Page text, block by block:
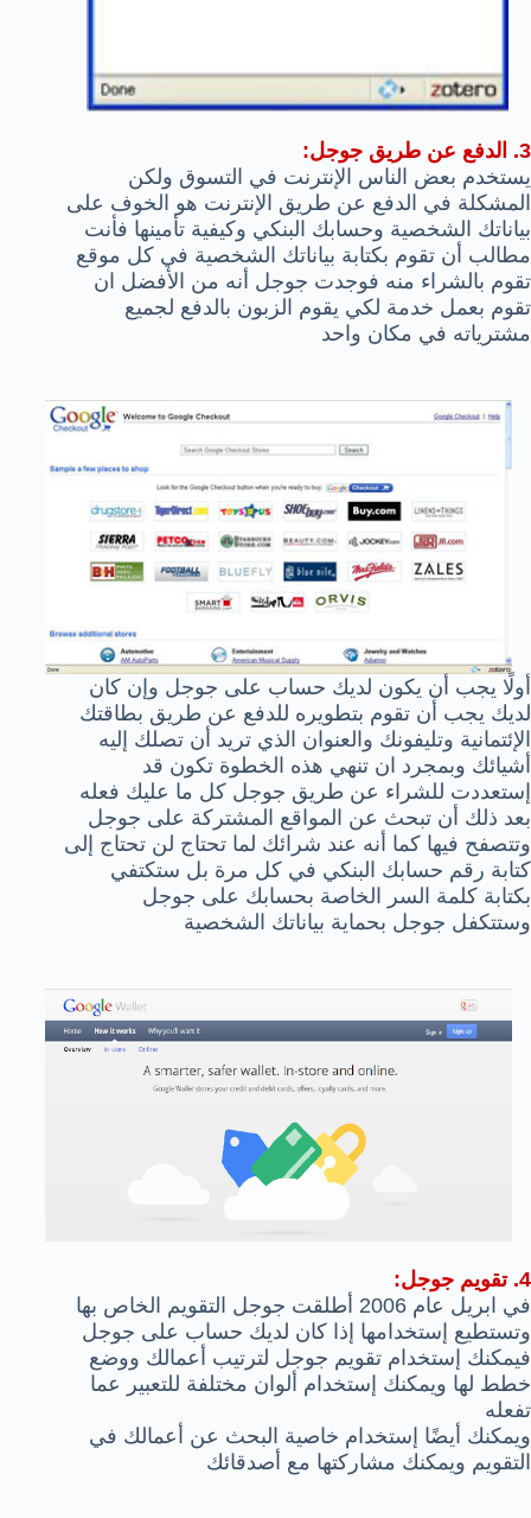
3. الدفع عن طريق جوجل:
يستخدم بعض الناس الإنترنت في التسوق ولكن
المشكلة في الدفع عن طريق الإنترنت هو الخوف على
بياناتك الشخصية وحسابك البنكي وكيفية تأمينها فأنت
مطالب أن تقوم بكتابة بياناتك الشخصية في كل موقع
تقوم بالشراء منه فوجدت جوجل أنه من الأفضل ان
تقوم بعمل خدمة لكي يقوم الزبون بالدفع لجميع
مشترياته في مكان واحد
أولًا يجب أن يكون لديك حساب على جوجل وإن كان
لديك يجب أن تقوم بتطويره للدفع عن طريق بطاقتك
الإئتمانية وتليفونك والعنوان الذي تريد أن تصلك إليه
أشيائك وبمجرد ان تنهي هذه الخطوة تكون قد
إستعددت للشراء عن طريق جوجل كل ما عليك فعله
بعد ذلك أن تبحث عن المواقع المشتركة على جوجل
وتتصفح فيها كما أنه عند شرائك لما تحتاج لن تحتاج إلى
كتابة رقم حسابك البنكي في كل مرة بل ستكتفي
بكتابة كلمة السر الخاصة بحسابك على جوجل
وستتكفل جوجل بحماية بياناتك الشخصية
4. تقويم جوجل:
في ابريل عام 2006 أطلقت جوجل التقويم الخاص بها
وتستطيع إستخدامها إذا كان لديك حساب على جوجل
فيمكنك إستخدام تقويم جوجل لترتيب أعمالك ووضع
خطط لها ويمكنك إستخدام ألوان مختلفة للتعبير عما
تفعله
ويمكنك أيضًا إستخدام خاصية البحث عن أعمالك في
التقويم ويمكنك مشاركتها مع أصدقائك